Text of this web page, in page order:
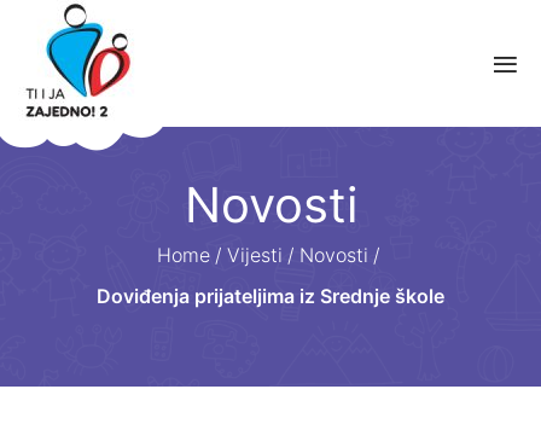
Novosti
Home / Vijesti / Novosti /
Doviđenja prijateljima iz Srednje škole